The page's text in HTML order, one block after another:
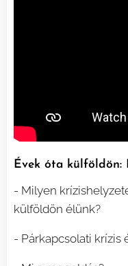
Évek óta külföldön:
- Milyen
külföldön élünk?
- Párkapcsolati krízis